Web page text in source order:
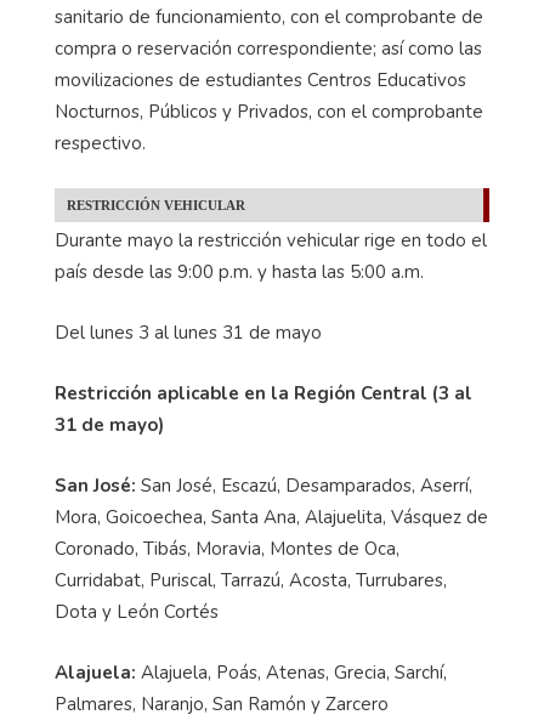
sanitario de funcionamiento, con el comprobante de
compra o reservación correspondiente; así como las
movilizaciones de estudiantes Centros Educativos
Nocturnos, Públicos y Privados, con el comprobante
respectivo.
RESTRICCIÓN VEHICULAR
Durante mayo la restricción vehicular rige en todo el
país desde las 9:00 p.m. y hasta las 5:00 a.m.
Del lunes 3 al lunes 31 de mayo
Restricción aplicable en la Región Central (3 al
31 de mayo)
San José: San José, Escazú, Desamparados, Aserrí,
Mora, Goicoechea, Santa Ana, Alajuelita, Vásquez de
Coronado, Tibás, Moravia, Montes de Oca,
Curridabat, Puriscal, Tarrazú, Acosta, Turrubares,
Dota y León Cortés
Alajuela: Alajuela, Poás, Atenas, Grecia, Sarchí,
Palmares, Naranjo, San Ramón y Zarcero